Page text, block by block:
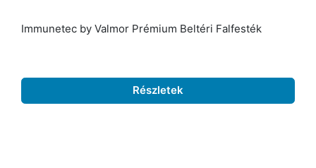
Immunetec by Valmor Prémium Beltéri Falfesték
Részletek